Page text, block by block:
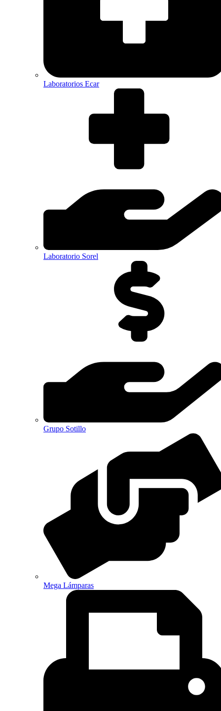
Laboratorios Ecar
Laboratorio Sorel
Grupo Sotillo
Mega Lámparas